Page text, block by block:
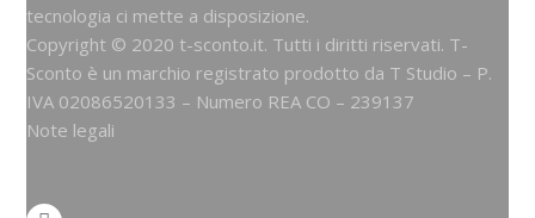
tecnologia ci mette a disposizione.
Copyright © 2020 t-sconto.it. Tutti i diritti riservati. T-
Sconto è un marchio registrato prodotto da T Studio – P.
IVA 02086520133 – Numero REA CO – 239137
Note legali